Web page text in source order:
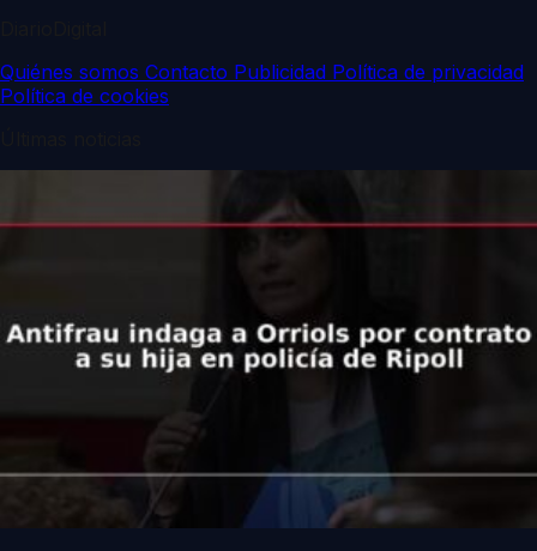
Quiénes somos Contacto Publicidad Política de privacidad
Política de cookies